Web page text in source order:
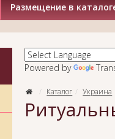
Размещение в
Powered by
Каталог Украина